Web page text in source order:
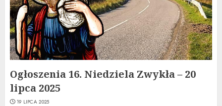
Ogłoszenia 16. Niedziela Zwykła – 20
lipca 2025
19 LIPCA 2025